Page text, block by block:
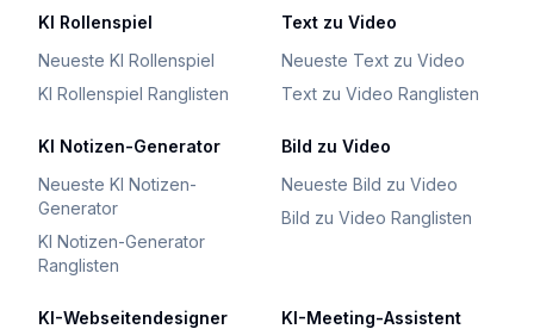
KI Rollenspiel
Neueste KI Rollenspiel
KI Rollenspiel Ranglisten
Text zu Video
Neueste Text zu Video
Text zu Video Ranglisten
KI Notizen-Generator
Neueste KI Notizen-
Generator
KI Notizen-Generator
Ranglisten
Bild zu Video
Neueste Bild zu Video
Bild zu Video Ranglisten
KI-Webseitendesigner
KI-Meeting-Assistent